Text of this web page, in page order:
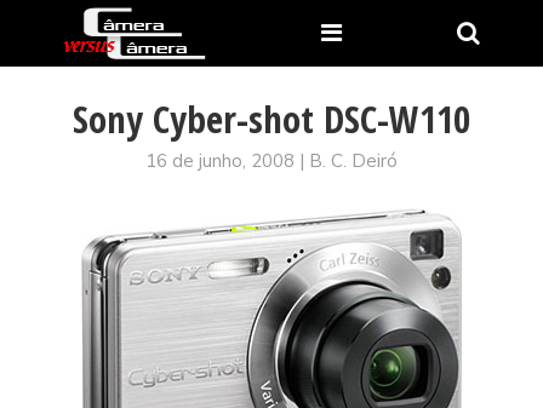
Sony Cyber-shot DSC-W110
16 de junho, 2008 | B. C. Deiró